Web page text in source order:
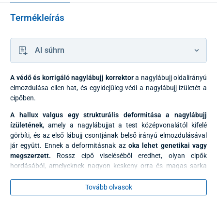
Termékleírás
AI súhrn
A védő és korrigáló nagylábujj korrektora nagylábujj oldalirányú
elmozdulása ellen hat, és egyidejűleg védi a nagylábujj ízületét a
cipőben.
A hallux valgus egy strukturális deformitása a nagylábujj
ízületének, amely a nagylábujjat a test középvonalától kifelé
görbíti, és az első lábujj csontjának belső irányú elmozdulásával
jár együtt. Ennek a deformitásnak az oka lehet genetikai vagy
megszerzett. Rossz cipő viseléséből eredhet, olyan cipők
hordásából, amelyeknek nagyon keskeny orra és magas sarka
bemutatott deformitás a reumatikus betegségek után is
előfordulhat.
Tovább olvasok